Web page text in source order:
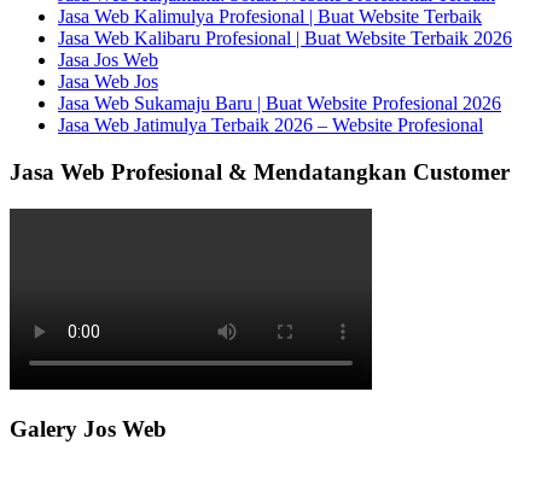
Jasa Web Kalimulya Profesional | Buat Website Terbaik
Jasa Web Kalibaru Profesional | Buat Website Terbaik 2026
Jasa Jos Web
Jasa Web Jos
Jasa Web Sukamaju Baru | Buat Website Profesional 2026
Jasa Web Jatimulya Terbaik 2026 – Website Profesional
Jasa Web Profesional & Mendatangkan Customer
Galery Jos Web